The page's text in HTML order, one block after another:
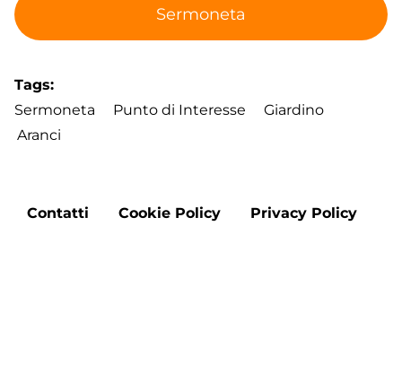
Sermoneta
Tags
Sermoneta
Punto di Interesse
Giardino
Aranci
Footer
Contatti Cookie Policy Privacy Policy